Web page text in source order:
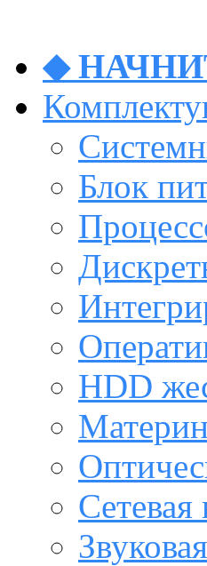
◆
Блок
HDD
Сетевая